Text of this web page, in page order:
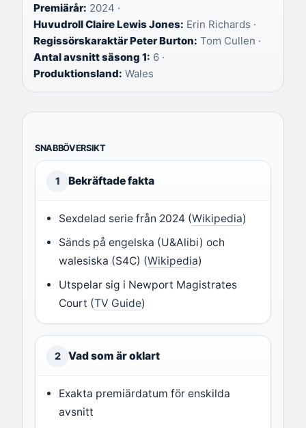
Premiärår: 2024 ·
Huvudroll Claire Lewis Jones: Erin Richards ·
Regissörskaraktär Peter Burton: Tom Cullen ·
Antal avsnitt säsong 1: 6 ·
Produktionsland: Wales
SNABBÖVERSIKT
1 Bekräftade fakta
Sexdelad serie från 2024 (Wikipedia)
Sänds på engelska (U&Alibi) och
walesiska (S4C) (Wikipedia)
Utspelar sig i Newport Magistrates
Court (TV Guide)
2 Vad som är oklart
Exakta premiärdatum för enskilda
avsnitt